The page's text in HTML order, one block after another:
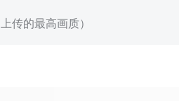
传的最高画质）